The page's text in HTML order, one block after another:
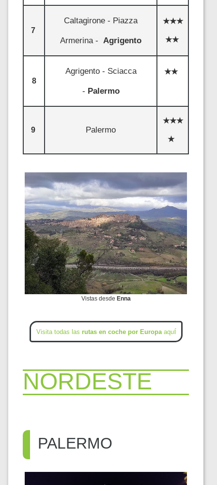
7
Caltagirone - Piazza
Armerina - Agrigento
★★★
★★
8
Agrigento - Sciacca
- Palermo
★★
9 Palermo
★★★
★
Vistas desde Enna
Visita todas las rutas en coche por Europaaquí
NORDESTE
PALERMO